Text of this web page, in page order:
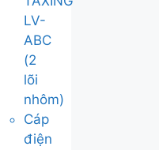
LV-
ABC
(2
lõi
nhôm)
Cáp
điện